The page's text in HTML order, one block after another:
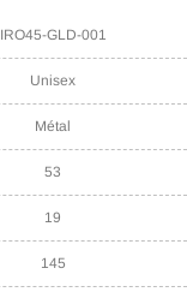
IRO45-GLD-001
Unisex
Métal
53
19
145